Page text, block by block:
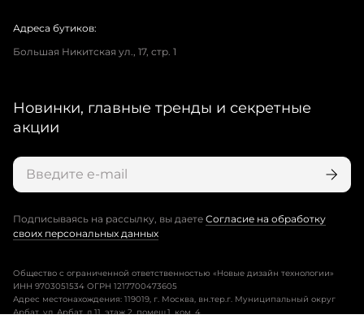
Адреса бутиков:
Большая Никитская ул., 17, стр. 1
Новинки, главные тренды и секретные
акции
Подписываясь на рассылку, вы даете Согласие на обработку
своих персональных данных
Общество с ограниченной ответственностью «Новые дизайн технологии»
ИНН 9703051534 ОГРН 1217700473605
Адрес местонахождения: 119019, г. Москва, вн.тер.г. Муниципальный округ
Арбат, ул. Арбат, д.11, этаж 2, помещ.1, ком. 4.